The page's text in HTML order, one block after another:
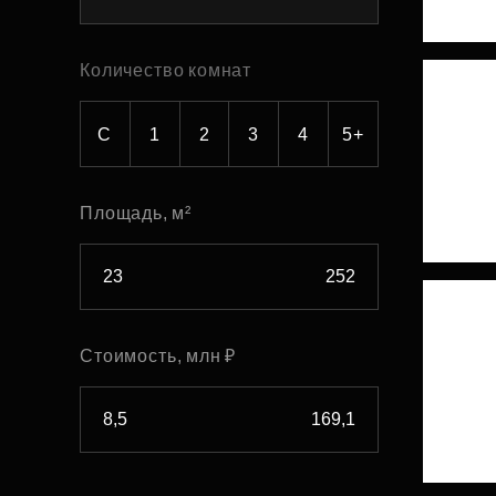
Рефинансирование
Количество комнат
С 1 2 3 4 5+
Площадь, м²
Стоимость, млн ₽